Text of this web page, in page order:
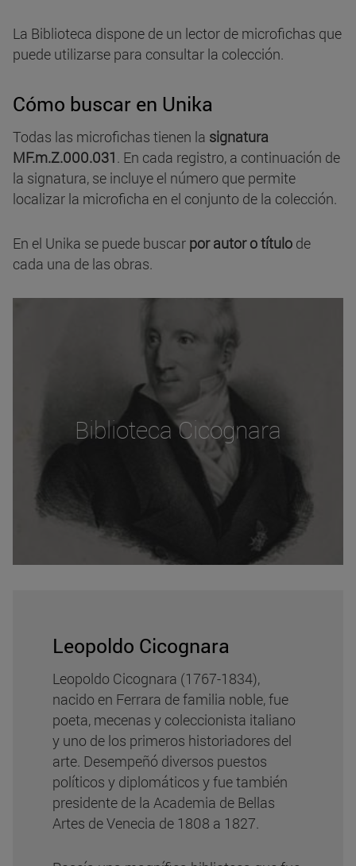
La Biblioteca dispone de un lector de microfichas que
puede utilizarse para consultar la colección.
Cómo buscar en Unika
Todas las microfichas tienen la signatura
MF.m.Z.000.031. En cada registro, a continuación de
la signatura, se incluye el número que permite
localizar la microficha en el conjunto de la colección.
En el Unika se puede buscar por autor o título de
cada una de las obras.
Biblioteca Cicognara
Leopoldo Cicognara
Leopoldo Cicognara (1767-1834),
nacido en Ferrara de familia noble, fue
poeta, mecenas y coleccionista italiano
y uno de los primeros historiadores del
arte. Desempeñó diversos puestos
políticos y diplomáticos y fue también
presidente de la Academia de Bellas
Artes de Venecia de 1808 a 1827.